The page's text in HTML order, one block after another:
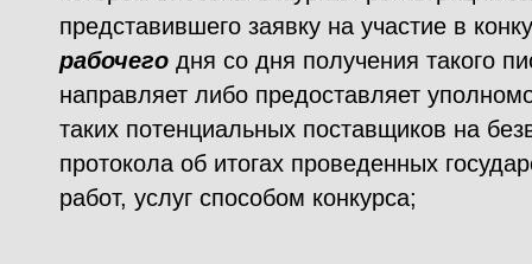
представившего заявку на участие в
рабочего дня со дня получения такого
направляет либо предоставляет
таких потенциальных поставщиков на
протокола об итогах проведенных
работ, услуг способом конкурса;